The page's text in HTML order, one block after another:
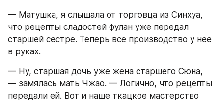
— Матушка, я слышала от торговца из Синхуа,
что рецепты сладостей фулан уже передал
старшей сестре. Теперь все производство у нее
в руках.
— Ну, старшая дочь уже жена старшего Сюна,
— замялась мать Чжао. — Логично, что рецепты
передали ей. Вот и наше ткацкое мастерство